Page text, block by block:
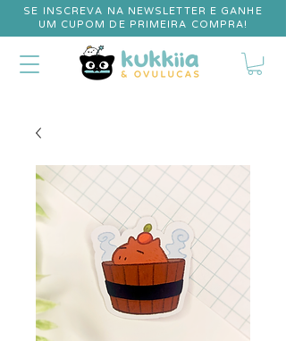
SE INSCREVA NA NEWSLETTER E GANHE
UM CUPOM DE PRIMEIRA COMPRA!